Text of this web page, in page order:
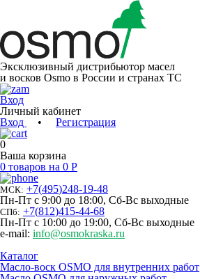
Эксклюзивный дистрибьютор масел
и восков Osmo в России и странах ТС
Вход
Личный кабинет
Вход
• Регистрация
0
Ваша корзина
0 товаров на 0 Р
МСК: +7(495)248-19-48
Пн-Пт с 9:00 до 18:00, Сб-Вс выходные
СПб: +7(812)415-44-68
Пн-Пт с 10:00 до 19:00, Сб-Вс выходные
e-mail: info@osmokraska.ru
Каталог
Масло-воск OSMO для внутренних работ